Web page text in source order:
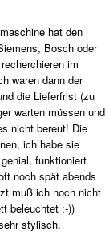
hat den
Bosch oder
im
waren dann der
die Lieferfrist (zu
warten müssen und
nicht bereut! Die
ich habe sie
funktioniert
noch spät abends
muß ich noch nicht
beleuchtet ;-))
stylisch.